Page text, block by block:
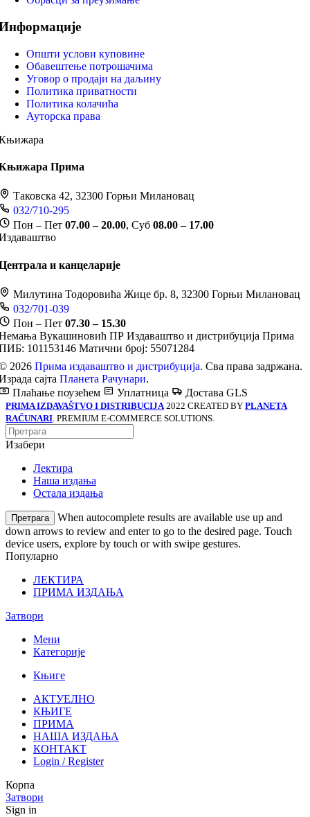
Општи услови куповине
Обавештење потрошачима
Уговор о продаји на даљину
Политика приватности
Политика колачића
Ауторска права
Прима
Таковска 42, 32300 Горњи Милановац
032/710-295
Пон – Пет 07.00 – 20.00, Суб 08.00 – 17.00
и канцеларије
Милутина Тодоровића Жице бр. 8, 32300 Горњи Милановац
032/701-039
Пон – Пет 07.30 – 15.30
Вукашиновић ПР Издаваштво и дистрибуција Прима
101153146 Матични број: 55071284
2026 Прима издаваштво и дистрибуција. Сва права задржана.
сајта Планета Рачунари.
Плаћање поузећем
Уплатница Достава GLS
PRIMA IZDAVAŠTVO I DISTRIBUCIJA 2022 CREATED BY PLANETA
RAČUNARI . PREMIUM E-COMMERCE SOLUTIONS.
Изабери
Лектира
Наша издања
Остала издања
Претрага
When autocomplete results are available use up and
down arrows to review and enter to go to the desired page. Touch
device users, explore by touch or with swipe gestures.
Популарно
ЛЕКТИРА
ПРИМА ИЗДАЊА
Затвори
Мени
Категорије
Књиге
АКТУЕЛНО
КЊИГЕ
ПРИМА
НАША ИЗДАЊА
КОНТАКТ
Login / Register
Корпа
Затвори
Sign in